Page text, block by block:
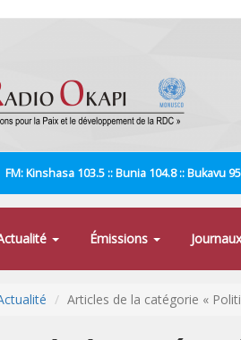
FM: Kinshasa 103.5 :: Bunia 104.8 :: Bukavu
Émissions
Articles de la catégorie «